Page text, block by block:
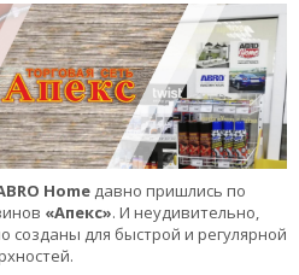
Home давно пришлись по
«Апекс». И неудивительно,
созданы для быстрой и регулярной